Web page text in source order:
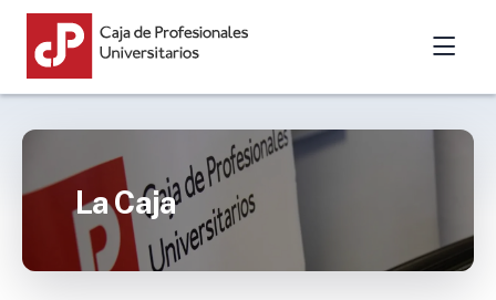
La Caja